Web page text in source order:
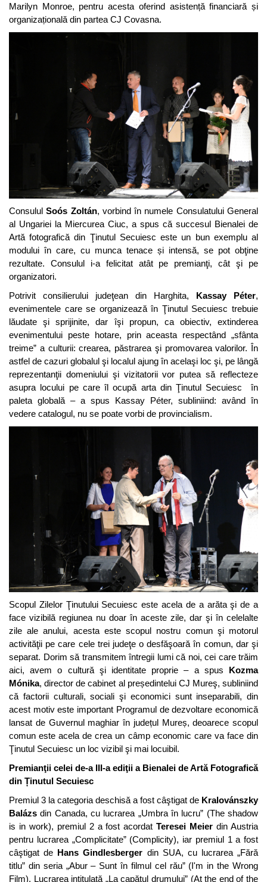
Marilyn Monroe, pentru acesta oferind asistență financiară și
organizațională din partea CJ Covasna.
ConsululSoós Zoltán, vorbind în numele Consulatului General
al Ungariei la Miercurea Ciuc, a spus că succesul Bienalei de
Artă fotografică din Ţinutul Secuiesc este un bun exemplu al
modului în care, cu munca tenace și intensă, se pot obţine
rezultate. Consulul i-a felicitat atât pe premianţi, cât şi pe
organizatori.
Potrivit consilierului judeţean din Harghita, Kassay Péter,
evenimentele care se organizează în Ţinutul Secuiesc trebuie
lăudate şi sprijinite, dar îşi propun, ca obiectiv, extinderea
evenimentului peste hotare, prin aceasta respectând „sfânta
treime” a culturii: crearea, păstrarea şi promovarea valorilor. În
astfel de cazuri globalul şi localul ajung în acelaşi loc şi, pe lângă
reprezentanţii domeniului şi vizitatorii vor putea să reflecteze
asupra locului pe care îl ocupă arta din Ţinutul Secuiesc în
paleta globală – a spus Kassay Péter, subliniind: având în
vedere catalogul, nu se poate vorbi de provincialism.
Scopul Zilelor Ţinutului Secuiesc este acela de a arăta şi de a
face vizibilă regiunea nu doar în aceste zile, dar şi în celelalte
zile ale anului, acesta este scopul nostru comun şi motorul
activităţii pe care cele trei judeţe o desfăşoară în comun, dar şi
separat. Dorim să transmitem întregii lumi că noi, cei care trăim
aici, avem o cultură şi identitate proprie – a spus Kozma
Mónika, director de cabinet al președintelui CJ Mureş, subliniind
că factorii culturali, sociali şi economici sunt inseparabili, din
acest motiv este important Programul de dezvoltare economică
lansat de Guvernul maghiar în județul Mureș, deoarece scopul
comun este acela de crea un câmp economic care va face din
Ţinutul Secuiesc un loc vizibil şi mai locuibil.
Premianţii celei de-a III-a ediţii a Bienalei de Artă Fotografică
din Ținutul Secuiesc
Premiul 3 la categoria deschisă a fost câştigat de Kralovánszky
Balázs din Canada, cu lucrarea „Umbra în lucru” (The shadow
is in work), premiul 2 a fost acordatTeresei Meier din Austria
pentru lucrarea „Complicitate” (Complicity), iar premiul 1 a fost
câştigat de Hans Gindlesberger din SUA, cu lucrarea „Fără
titlu” din seria „Abur – Sunt în filmul cel rău” (I'm in the Wrong
Film). Lucrarea intitulată „La capătul drumului” (At the end of the